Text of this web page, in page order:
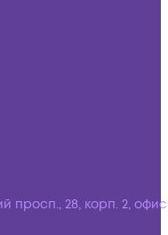
просп., 28, корп. 2,